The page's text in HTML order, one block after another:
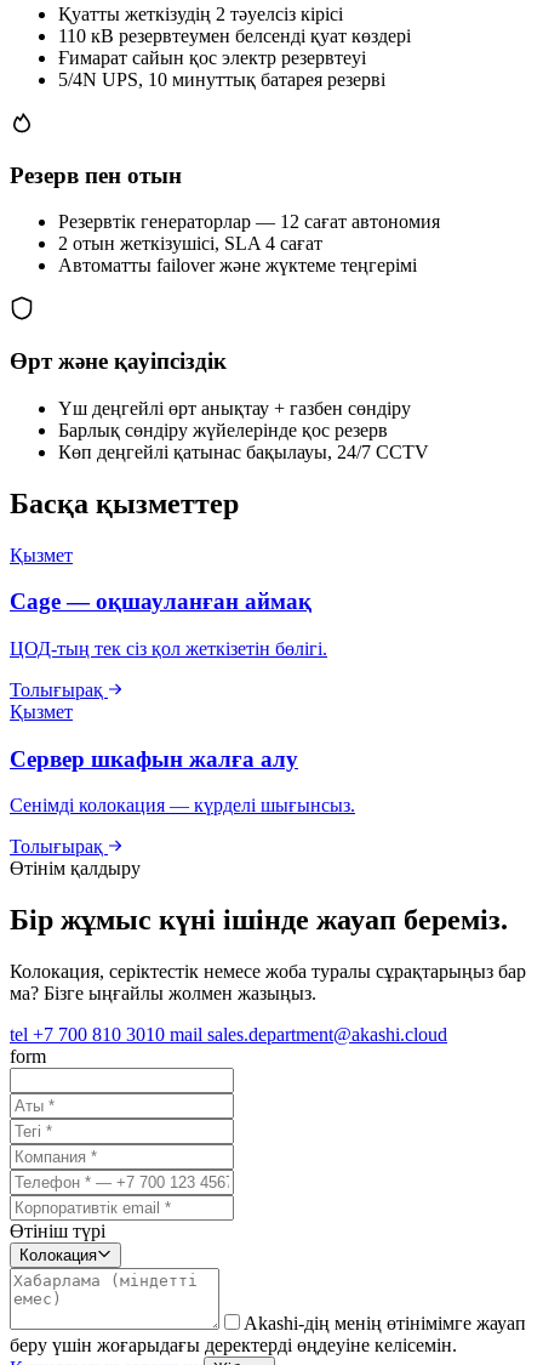
Қуатты жеткізудің 2 тәуелсіз кірісі
110 кВ резервтеумен белсенді қуат көздері
Ғимарат сайын қос электр резервтеуі
5/4N UPS, 10 минуттық батарея резерві
Резерв пен отын
Резервтік генераторлар — 12 сағат автономия
2 отын жеткізушісі, SLA 4 сағат
Автоматты failover және жүктеме теңгерімі
Өрт және қауіпсіздік
Үш деңгейлі өрт анықтау + газбен сөндіру
Барлық сөндіру жүйелерінде қос резерв
Көп деңгейлі қатынас бақылауы, 24/7 CCTV
Басқа қызметтер
Қызмет
Cage — оқшауланған аймақ
ЦОД-тың тек сіз қол жеткізетін бөлігі.
Толығырақ
Қызмет
Сервер шкафын жалға алу
Сенімді колокация — күрделі шығынсыз.
Толығырақ
Өтінім қалдыру
Бір жұмыс күні ішінде жауап береміз.
Колокация, серіктестік немесе жоба туралы сұрақтарыңыз бар
ма? Бізге ыңғайлы жолмен жазыңыз.
tel +7 700 810 3010 mail sales.department@akashi.cloud
form
Өтініш түрі
Колокация
Akashi-дің менің өтінімімге жауап
беру үшін жоғарыдағы деректерді өңдеуіне келісемін.